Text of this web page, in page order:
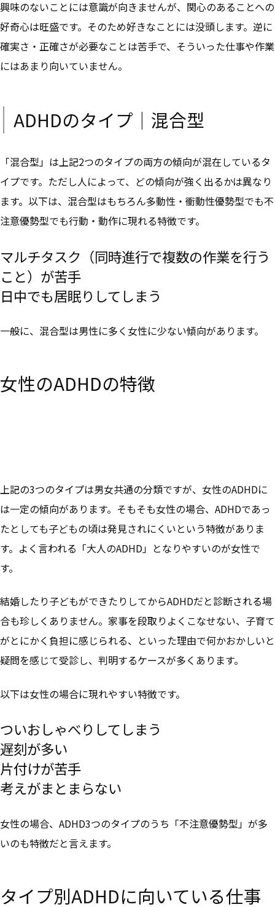
興味のないことには意識が向きませんが、関心のあることへの
好奇心は旺盛です。そのため好きなことには没頭します。逆に
確実さ・正確さが必要なことは苦手で、 そういった仕事や作業
にはあまり向いていません。
ADHDのタイプ｜混合型
「混合型」は上記2つのタイプの両方の傾向が混在しているタ
イプです。ただし人によって、どの傾向が強く出るかは異なり
ます。以下は、混合型はもちろん多動性・衝動性優勢型でも不
注意優勢型でも行動・動作に現れる特徴です。
マルチタスク（同時進行で複数の作業を行う
こと）が苦手
日中でも居眠りしてしまう
一般に、 混合型は男性に多く女性に少ない傾向があります。
女性のADHDの特徴
上記の3つのタイプは男女共通の分類ですが、女性のADHDに
は一定の傾向があります。そもそも女性の場合、ADHDであっ
たとしても子どもの頃は発見されにくいという特徴がありま
す。よく言われる「大人のADHD」となりやすいのが女性で
す。
結婚したり子どもができたりしてからADHDだと診断される場
合も珍しくありません。家事を段取りよくこなせない、子育て
がとにかく負担に感じられる、といった理由で何かおかしいと
疑問を感じて受診し、判明するケースが多くあります。
以下は女性の場合に現れやすい特徴です。
ついおしゃべりしてしまう
遅刻が多い
片付けが苦手
考えがまとまらない
女性の場合、 ADHD3つのタイプのうち「不注意優勢型」が多
いのも特徴だと言えます。
タイプ別ADHDに向いている仕事